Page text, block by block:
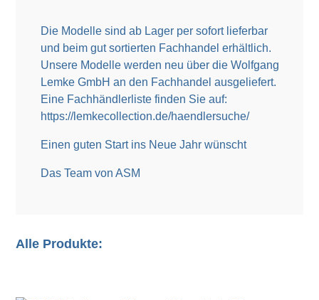
Die Modelle sind ab Lager per sofort lieferbar
und beim gut sortierten Fachhandel erhältlich.
Unsere Modelle werden neu über die Wolfgang
Lemke GmbH an den Fachhandel ausgeliefert.
Eine Fachhändlerliste finden Sie auf:
https://lemkecollection.de/haendlersuche/
Einen guten Start ins Neue Jahr wünscht
Das Team von ASM
Alle Produkte: